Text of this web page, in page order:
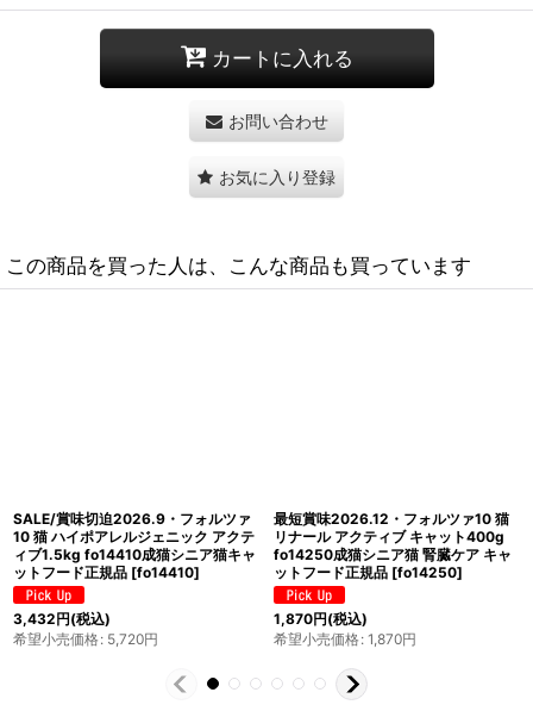
カートに入れる
お問い合わせ
お気に入り登録
この商品を買った人は、こんな商品も買っています
最短賞味2027.4・フォルツァ10 犬ミ
二 エコー アクティブ小粒 250g
fo72261耳管・外耳ケアFORZA10正
規品 [fo72261]
1,100円(税込)
希望小売価格: 1,100円
最短賞味2027.5・フォルツァ10 猫 ウ
リナリー アクティブ400g fo14304
成猫用 尿路結石ケア キャットフード
正規品 [fo14304]
1,870円(税込)
希望小売価格: 1,870円